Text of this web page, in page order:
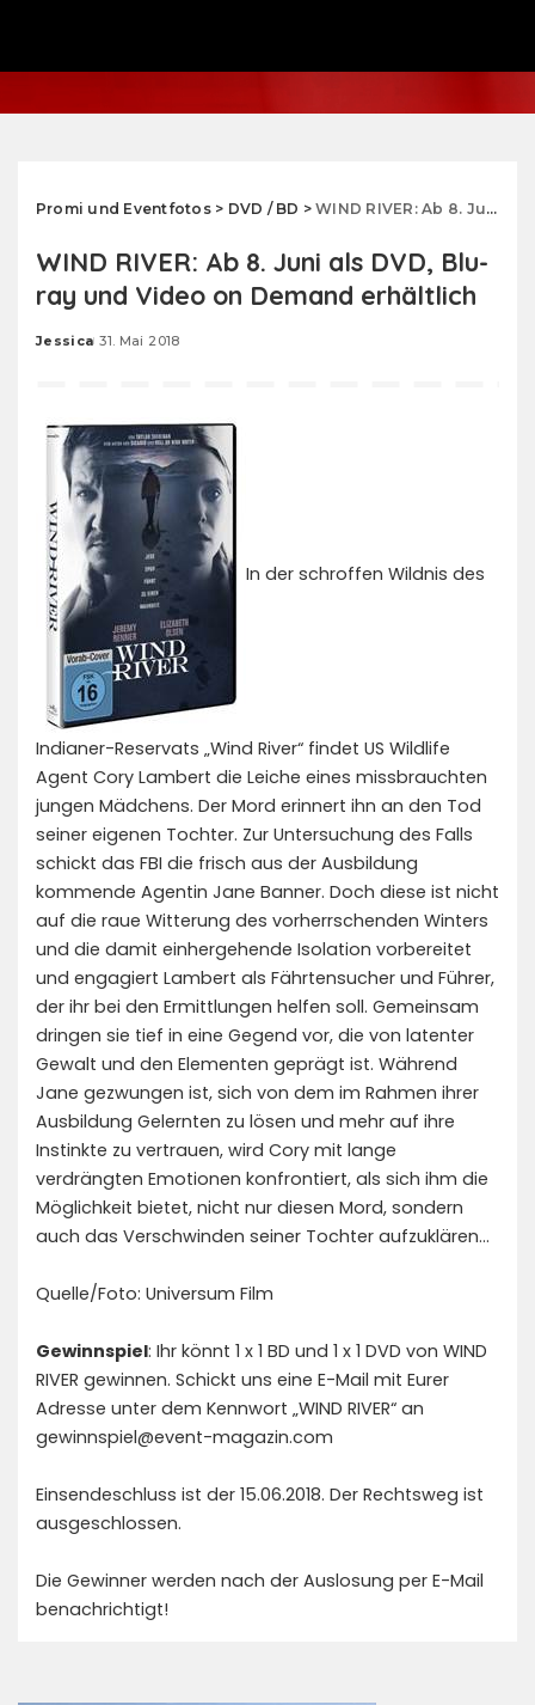
Promi und Eventfotos> DVD / BD >WIND RIVER: Ab 8. Juni als DVD, Blu-ray und Video on Demand erhältlich
WIND RIVER: Ab 8. Juni als DVD, Blu-
ray und Video on Demand erhältlich
Posted
Jessica 31. Mai 2018
In der schroffen Wildnis des
Indianer-Reservats „Wind River“ findet US Wildlife
Agent Cory Lambert die Leiche eines missbrauchten
jungen Mädchens. Der Mord erinnert ihn an den Tod
seiner eigenen Tochter. Zur Untersuchung des Falls
schickt das FBI die frisch aus der Ausbildung
kommende Agentin Jane Banner. Doch diese ist nicht
auf die raue Witterung des vorherrschenden Winters
und die damit einhergehende Isolation vorbereitet
und engagiert Lambert als Fährtensucher und Führer,
der ihr bei den Ermittlungen helfen soll. Gemeinsam
dringen sie tief in eine Gegend vor, die von latenter
Gewalt und den Elementen geprägt ist. Während
Jane gezwungen ist, sich von dem im Rahmen ihrer
Ausbildung Gelernten zu lösen und mehr auf ihre
Instinkte zu vertrauen, wird Cory mit lange
verdrängten Emotionen konfrontiert, als sich ihm die
Möglichkeit bietet, nicht nur diesen Mord, sondern
auch das Verschwinden seiner Tochter aufzuklären…
Quelle/Foto: Universum Film
Gewinnspiel: Ihr könnt 1 x 1 BD und 1 x 1 DVD von WIND
RIVER gewinnen. Schickt uns eine E-Mail mit Eurer
Adresse unter dem Kennwort „WIND RIVER“ an
gewinnspiel@event-magazin.com
Einsendeschluss ist der 15.06.2018. Der Rechtsweg ist
ausgeschlossen.
Die Gewinner werden nach der Auslosung per E-Mail
benachrichtigt!